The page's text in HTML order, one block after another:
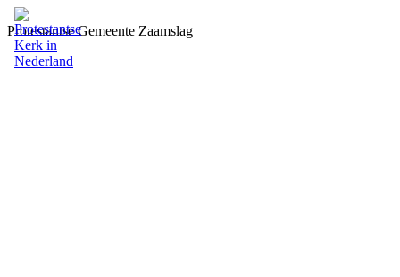
Protestantse Gemeente Zaamslag